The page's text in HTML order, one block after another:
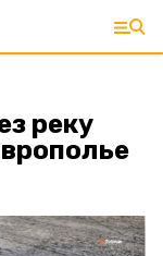
реку